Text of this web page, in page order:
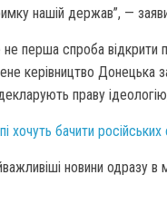
нашій держав”, —
перша спроба відкрити
керівництво Донецька
праву
хочуть бачити російських
новини одразу